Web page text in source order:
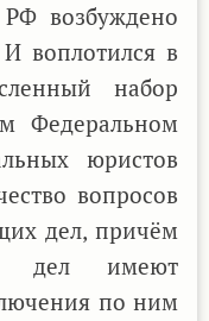
возбуждено
воплотился в
набор
Федеральном
юристов
вопросов
дел, причём
дел имеют
по ним